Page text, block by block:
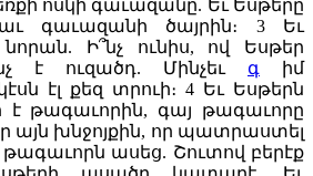
ոսկի գաւազանը. Եւ Եսթերը
գաւազանի ծայրին։ 3
Եւ
Ի՞նչ ունիս, ով Եսթեր
է ուզածդ. Մինչեւ գ
իմ
էլ քեզ տրուի։ 4 Եւ Եսթերն
է թագաւորին, գայ թագաւորը
այն խնջոյքին, որ պատրաստել
թագաւորն ասեց. Շուտով բերէք